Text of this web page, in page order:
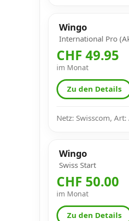
Wingo
International Pro
CHF 49.95
im Monat
Zu den Details
Netz: Swisscom, Art:
Wingo
Swiss Start
CHF 50.00
im Monat
Zu den Details